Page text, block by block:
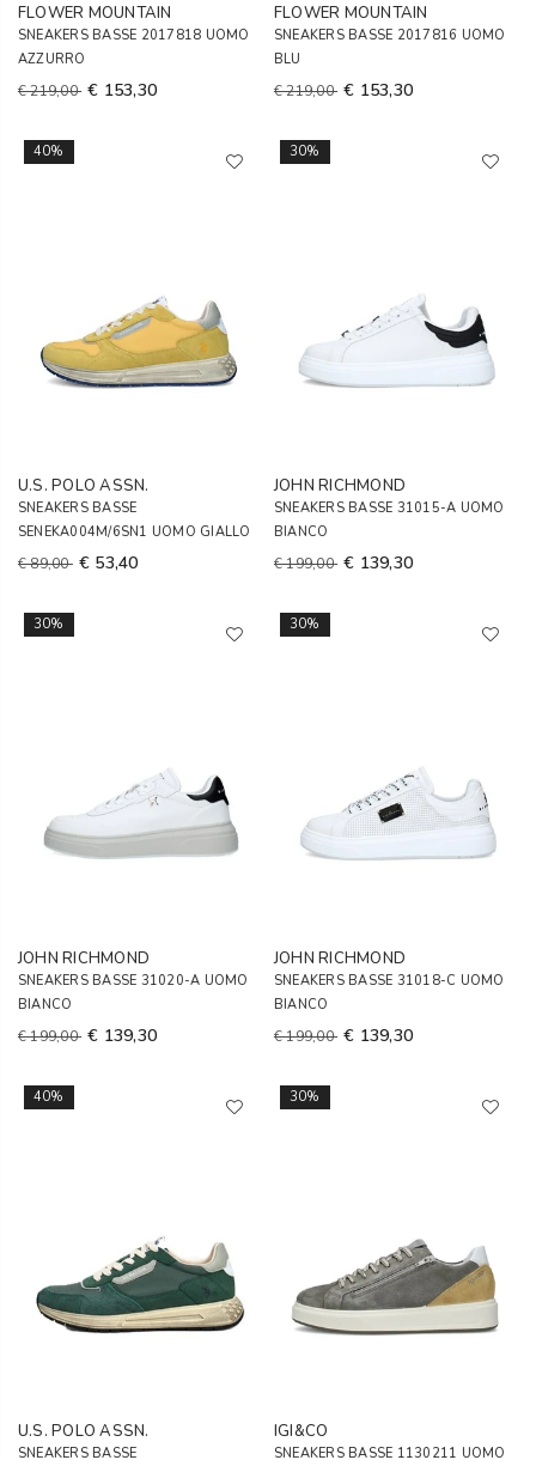
FLOWER MOUNTAIN
SNEAKERS BASSE 2017818 UOMO
AZZURRO
€ 219,00 € 153,30
FLOWER MOUNTAIN
SNEAKERS BASSE 2017816 UOMO
BLU
€ 219,00 € 153,30
40%
U.S. POLO ASSN.
SNEAKERS BASSE
SENEKA004M/6SN1 UOMO GIALLO
€ 89,00 € 53,40
30%
JOHN RICHMOND
SNEAKERS BASSE 31015-A UOMO
BIANCO
€ 199,00 € 139,30
30%
JOHN RICHMOND
SNEAKERS BASSE 31020-A UOMO
BIANCO
€ 199,00 € 139,30
30%
JOHN RICHMOND
SNEAKERS BASSE 31018-C UOMO
BIANCO
€ 199,00 € 139,30
40%
U.S. POLO ASSN.
SNEAKERS BASSE
30%
IGI&CO
SNEAKERS BASSE 1130211 UOMO